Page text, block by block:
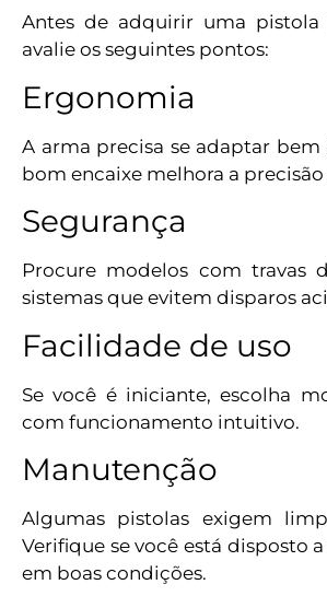
Antes de adquirir uma pistola
avalie os seguintes pontos:
Ergonomia
A arma precisa se adaptar bem
bom encaixe melhora a
Segurança
Procure modelos com travas
sistemas que evitem disparos
Facilidade de uso
Se você é iniciante, escolha
com funcionamento intuitivo.
Manutenção
Algumas pistolas exigem
Verifique se você está disposto
em boas condições.